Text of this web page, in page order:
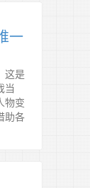
一
这是
当
物变
助各